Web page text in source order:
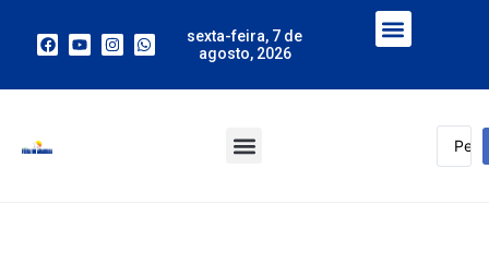
sexta-feira, 7 de
agosto, 2026